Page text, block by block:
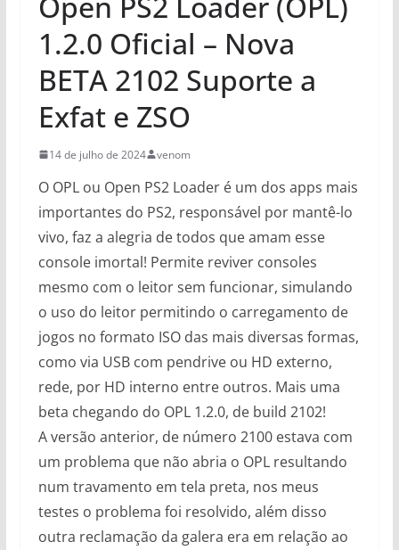
1.2.0 Oficial – Nova
BETA 2102 Suporte a
Exfat e ZSO
14 de julho de 2024 venom
O OPL ou Open PS2 Loader é um dos apps mais
importantes do PS2, responsável por mantê-lo
vivo, faz a alegria de todos que amam esse
console imortal! Permite reviver consoles
mesmo com o leitor sem funcionar, simulando
o uso do leitor permitindo o carregamento de
jogos no formato ISO das mais diversas formas,
como via USB com pendrive ou HD externo,
rede, por HD interno entre outros. Mais uma
beta chegando do OPL 1.2.0, de build 2102!
A versão anterior, de número 2100 estava com
um problema que não abria o OPL resultando
num travamento em tela preta, nos meus
testes o problema foi resolvido, além disso
outra reclamação da galera era em relação ao